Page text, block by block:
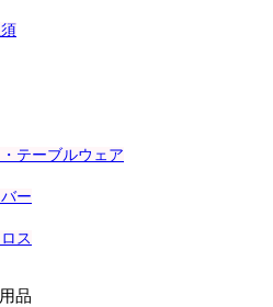
テーブルウェア
ー
ス
品